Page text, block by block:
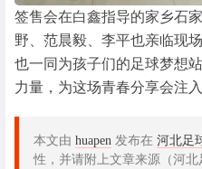
签售会在白鑫指导的家乡石
野、范晨毅、李平也亲临现
也一同为孩子们的足球梦想
力量，为这场青春分享会注
本文由 huapen 发布在 河北足
性，并请附上文章来源（河北